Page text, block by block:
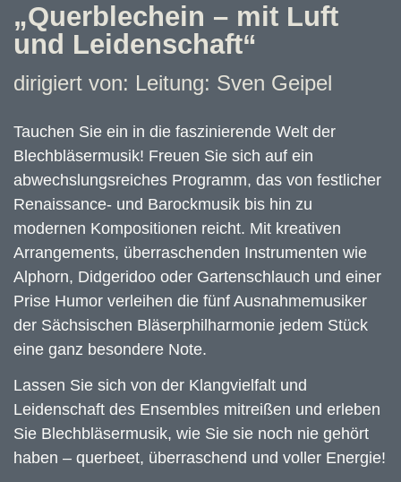
„Querblechein – mit Luft
und Leidenschaft“
dirigiert von: Leitung: Sven Geipel
Tauchen Sie ein in die faszinierende Welt der
Blechbläsermusik! Freuen Sie sich auf ein
abwechslungsreiches Programm, das von festlicher
Renaissance- und Barockmusik bis hin zu
modernen Kompositionen reicht. Mit kreativen
Arrangements, überraschenden Instrumenten wie
Alphorn, Didgeridoo oder Gartenschlauch und einer
Prise Humor verleihen die fünf Ausnahmemusiker
der Sächsischen Bläserphilharmonie jedem Stück
eine ganz besondere Note.
Lassen Sie sich von der Klangvielfalt und
Leidenschaft des Ensembles mitreißen und erleben
Sie Blechbläsermusik, wie Sie sie noch nie gehört
haben – querbeet, überraschend und voller Energie!